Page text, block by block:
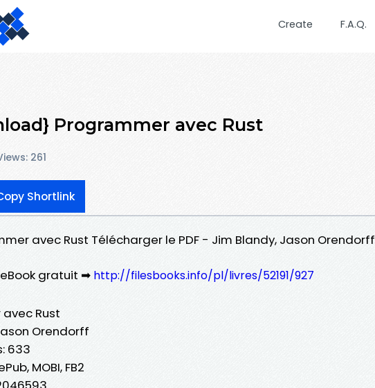
Create F.A.Q.
Programmer avec Rust
261
Shortlink
avec Rust Télécharger le PDF - Jim Blandy, Jason Orendorff
gratuit ➡ http://filesbooks.info/pl/livres/52191/927
Rust
Orendorff
633
MOBI, FB2